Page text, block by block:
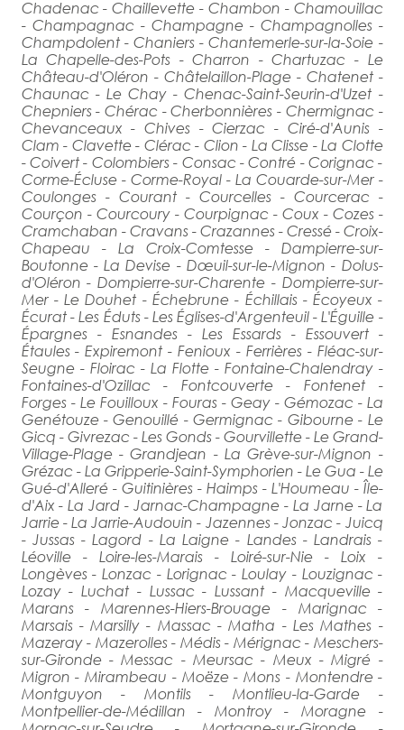
Chadenac - Chaillevette - Chambon - Chamouillac
- Champagnac - Champagne - Champagnolles -
Champdolent - Chaniers - Chantemerle-sur-la-Soie -
La Chapelle-des-Pots - Charron - Chartuzac - Le
Château-d'Oléron - Châtelaillon-Plage - Chatenet -
Chaunac - Le Chay - Chenac-Saint-Seurin-d'Uzet -
Chepniers - Chérac - Cherbonnières - Chermignac -
Chevanceaux - Chives - Cierzac - Ciré-d'Aunis -
Clam - Clavette - Clérac - Clion - La Clisse - La Clotte
- Coivert - Colombiers - Consac - Contré - Corignac -
Corme-Écluse - Corme-Royal - La Couarde-sur-Mer -
Coulonges - Courant - Courcelles - Courcerac -
Courçon - Courcoury - Courpignac - Coux - Cozes -
Cramchaban - Cravans - Crazannes - Cressé - Croix-
Chapeau - La Croix-Comtesse - Dampierre-sur-
Boutonne - La Devise - Dœuil-sur-le-Mignon - Dolus-
d'Oléron - Dompierre-sur-Charente - Dompierre-sur-
Mer - Le Douhet - Échebrune - Échillais - Écoyeux -
Écurat - Les Éduts - Les Églises-d'Argenteuil - L'Éguille -
Épargnes - Esnandes - Les Essards - Essouvert -
Étaules - Expiremont - Fenioux - Ferrières - Fléac-sur-
Seugne - Floirac - La Flotte - Fontaine-Chalendray -
Fontaines-d'Ozillac - Fontcouverte - Fontenet -
Forges - Le Fouilloux - Fouras - Geay - Gémozac - La
Genétouze - Genouillé - Germignac - Gibourne - Le
Gicq - Givrezac - Les Gonds - Gourvillette - Le Grand-
Village-Plage - Grandjean - La Grève-sur-Mignon -
Grézac - La Gripperie-Saint-Symphorien - Le Gua - Le
Gué-d'Alleré - Guitinières - Haimps - L'Houmeau - Île-
d'Aix - La Jard - Jarnac-Champagne - La Jarne - La
Jarrie - La Jarrie-Audouin - Jazennes - Jonzac - Juicq
- Jussas - Lagord - La Laigne - Landes - Landrais -
Léoville - Loire-les-Marais - Loiré-sur-Nie - Loix -
Longèves - Lonzac - Lorignac - Loulay - Louzignac -
Lozay - Luchat - Lussac - Lussant - Macqueville -
Marans - Marennes-Hiers-Brouage - Marignac -
Marsais - Marsilly - Massac - Matha - Les Mathes -
Mazeray - Mazerolles - Médis - Mérignac - Meschers-
sur-Gironde - Messac - Meursac - Meux - Migré -
Migron - Mirambeau - Moëze - Mons - Montendre -
Montguyon - Montils - Montlieu-la-Garde -
Montpellier-de-Médillan - Montroy - Moragne -